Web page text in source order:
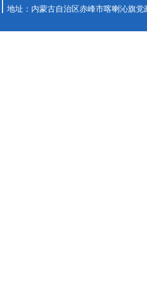
地址：内蒙古自治区赤峰市喀喇沁旗党